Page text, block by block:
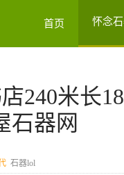
首页 怀念
240米长
石器网
石器lol